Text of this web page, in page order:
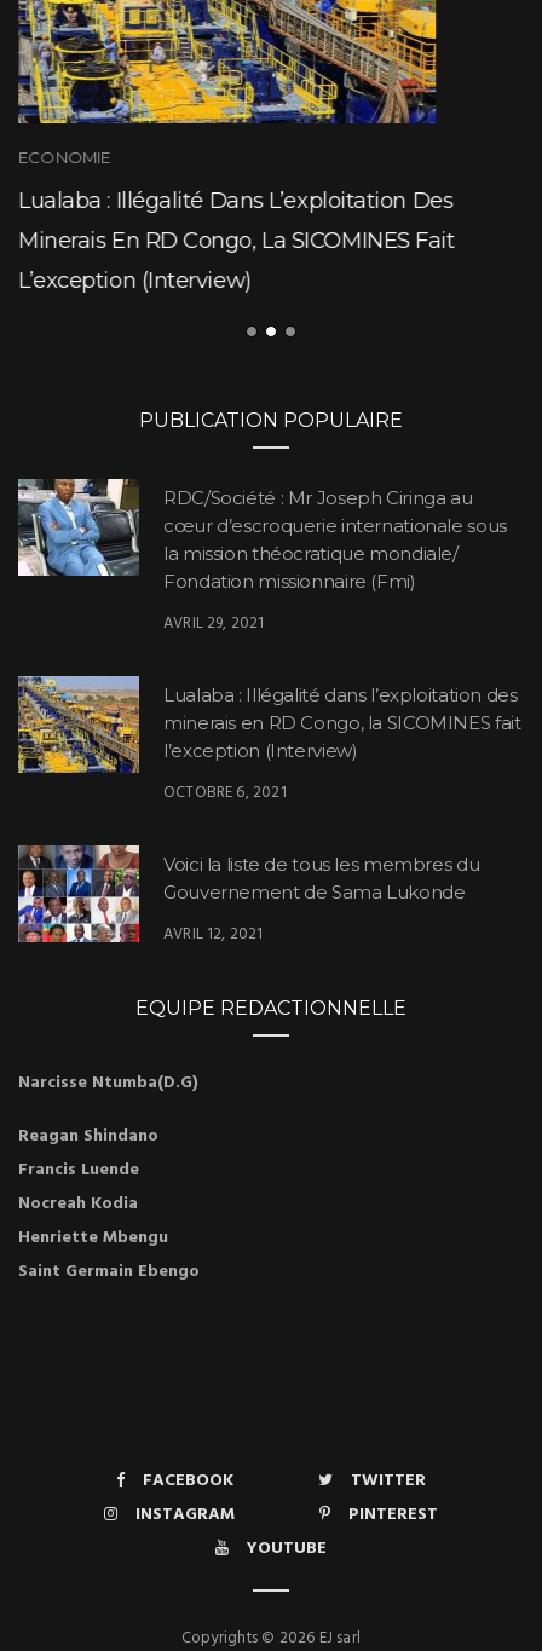
ECONOMIE
Lualaba : Illégalité Dans L’exploitation Des
Minerais En RD Congo, La SICOMINES Fait
L’exception (Interview)
PUBLICATION POPULAIRE
RDC/Société : Mr Joseph Ciringa au
cœur d’escroquerie internationale sous
la mission théocratique mondiale/
Fondation missionnaire (Fmi)
AVRIL 29, 2021
Lualaba : Illégalité dans l’exploitation des
minerais en RD Congo, la SICOMINES fait
l’exception (Interview)
OCTOBRE 6, 2021
Voici la liste de tous les membres du
Gouvernement de Sama Lukonde
AVRIL 12, 2021
EQUIPE REDACTIONNELLE
Narcisse Ntumba(D.G)
Reagan Shindano
Francis Luende
Nocreah Kodia
Henriette Mbengu
Saint Germain Ebengo
FACEBOOK
TWITTER
INSTAGRAM
PINTEREST
YOUTUBE
Copyrights © 2026 EJ sarl